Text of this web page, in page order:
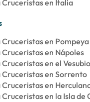
Cruceristas en Italia
Cruceristas en Pompeya
Cruceristas en Nápoles
en el Vesubio
Cruceristas en Sorrento
Cruceristas en
en la Isla de